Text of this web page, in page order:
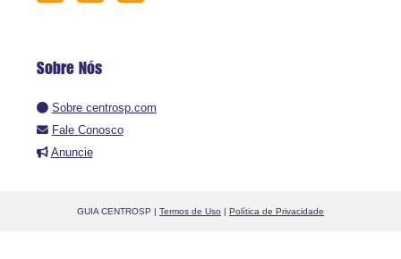
Sobre Nós
Sobre centrosp.com
Fale Conosco
Anuncie
GUIA CENTROSP | Termos de Uso | Política de Privacidade